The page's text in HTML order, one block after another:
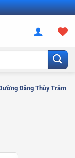
Đặng Thùy Trâm